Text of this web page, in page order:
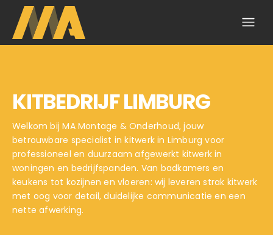
KITBEDRIJF LIMBURG
Welkom bij MA Montage & Onderhoud, jouw
betrouwbare specialist in kitwerk in Limburg voor
professioneel en duurzaam afgewerkt kitwerk in
woningen en bedrijfspanden. Van badkamers en
keukens tot kozijnen en vloeren: wij leveren strak kitwerk
met oog voor detail, duidelijke communicatie en een
nette afwerking.